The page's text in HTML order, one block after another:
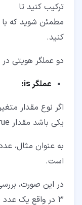
ترکیب کنید تا
مطمئن شوید که با
کنید.
دو عملگر هویتی
عملگرis
:
اگر نوع مقدار
یکی باشد مقدار True را برمی گرداند.
است.
3 در واقع یک عدد صحیح است.